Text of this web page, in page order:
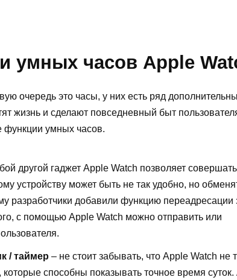
умных часов Apple
очередь это часы, у них есть ряд
жизнь и сделают повседневный быт
умных часов.
другой гаджет Apple Watch позволяет
устройству может быть не так удобно, но
разработчики добавили функцию переадресации
с помощью Apple Watch можно отправить или
/ таймер – не стоит забывать, что Apple Watch не
способны показывать точное время